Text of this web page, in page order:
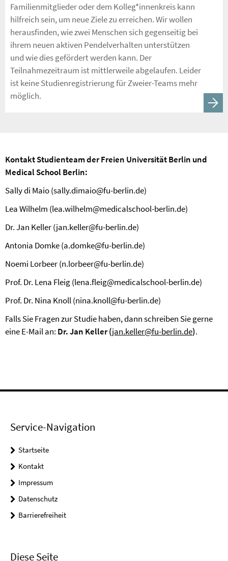
Familienmitglieder oder dem Kolleg*innenkreis kann
hilfreich sein, um neue Ziele zu erreichen. Wir wollen
herausfinden, wie zwei Menschen sich gegenseitig bei
ihrem neuen aktiven Pendelverhalten unterstützen
und wie dies gefördert werden kann. Der
Teilnahmezeitraum ist mittlerweile abgelaufen. Leider
ist keine Studienregistrierung für Zweier-Teams mehr
möglich.
Kontakt Studienteam der Freien Universität Berlin und
Medical School Berlin:
Sally di Maio (sally.dimaio@fu-berlin.de)
Lea Wilhelm (lea.wilhelm@medicalschool-berlin.de)
Dr. Jan Keller (jan.keller@fu-berlin.de)
Antonia Domke (a.domke@fu-berlin.de)
Noemi Lorbeer (n.lorbeer@fu-berlin.de)
Prof. Dr. Lena Fleig (lena.fleig@medicalschool-berlin.de)
Prof. Dr. Nina Knoll (nina.knoll@fu-berlin.de)
Falls Sie Fragen zur Studie haben, dann schreiben Sie gerne
eine E-Mail an: Dr. Jan Keller (jan.keller@fu-berlin.de).
Service-Navigation
Startseite
Kontakt
Impressum
Datenschutz
Barrierefreiheit
Diese Seite